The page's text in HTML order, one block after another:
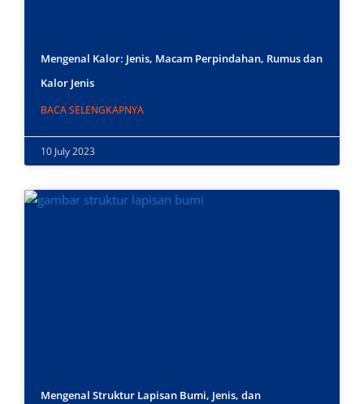
Mengenal Kalor: Jenis, Macam Perpindahan, Rumus dan
Kalor Jenis
BACA SELENGKAPNYA
10 July 2023
Mengenal Struktur Lapisan Bumi, Jenis, dan